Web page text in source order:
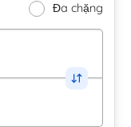
Đa chặng